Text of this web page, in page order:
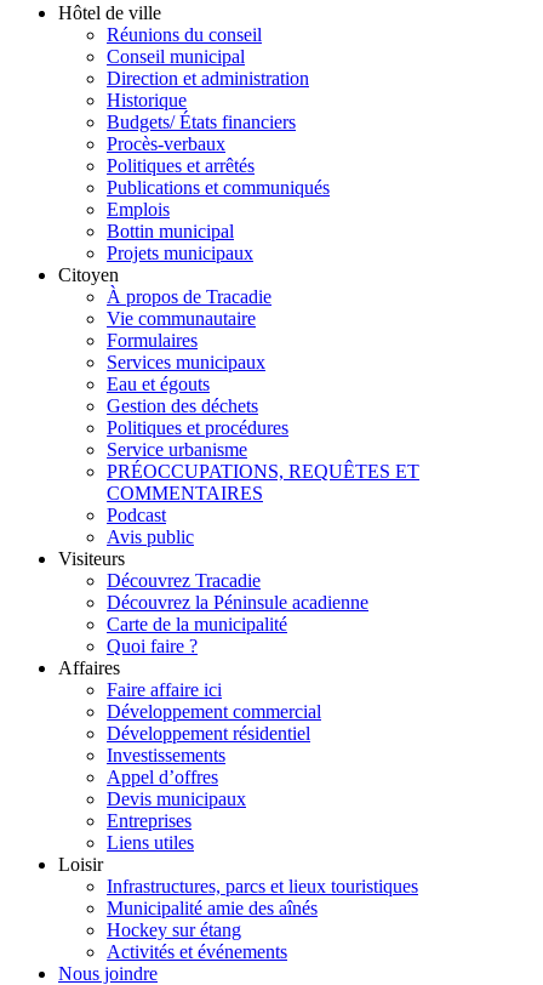
Hôtel de ville
Réunions du conseil
Conseil municipal
Direction et administration
Historique
Budgets/ États financiers
Procès-verbaux
Politiques et arrêtés
Publications et communiqués
Emplois
Bottin municipal
Projets municipaux
Citoyen
À propos de Tracadie
Vie communautaire
Formulaires
Services municipaux
Eau et égouts
Gestion des déchets
Politiques et procédures
Service urbanisme
PRÉOCCUPATIONS, REQUÊTES ET
COMMENTAIRES
Podcast
Avis public
Visiteurs
Découvrez Tracadie
Découvrez la Péninsule acadienne
Carte de la municipalité
Quoi faire ?
Affaires
Faire affaire ici
Développement commercial
Développement résidentiel
Investissements
Appel d’offres
Devis municipaux
Entreprises
Liens utiles
Loisir
Infrastructures, parcs et lieux touristiques
Municipalité amie des aînés
Hockey sur étang
Activités et événements
Nous joindre